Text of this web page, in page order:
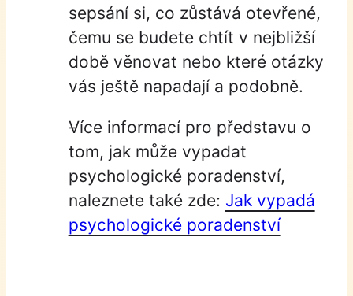
sepsání si, co zůstává otevřené,
čemu se budete chtít v nejbližší
době věnovat nebo které otázky
vás ještě napadají a podobně.
Více informací pro představu o
tom, jak může vypadat
psychologické poradenství,
naleznete také zde: Jak vypadá
psychologické poradenství